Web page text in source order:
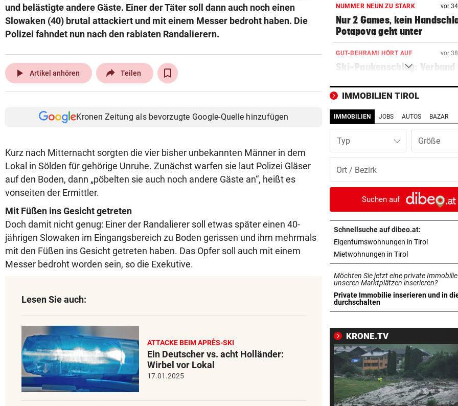
und belästigte andere Gäste. Einer der Täter soll dann auch noch einen
Slowaken (40) brutal attackiert und mit einem Messer bedroht haben. Die
Polizei fahndet nun nach den rabiaten Randalierern.
play_arrow Artikel anhören Teilen
Kronen Zeitung als bevorzugte Google-Quelle hinzufügen
Kurz nach Mitternacht sorgten die vier bisher unbekannten Männer in dem
Lokal in Sölden für gehörige Unruhe. Zunächst warfen sie laut Polizei Gläser
auf den Boden, dann „pöbelten sie auch noch andere Gäste an“, heißt es
vonseiten der Ermittler.
Mit Füßen ins Gesicht getreten
Doch damit nicht genug: Einer der Randalierer soll etwas später einen 40-
jährigen Slowaken im Eingangsbereich zu Boden gerissen und ihm mehrmals
mit den Füßen ins Gesicht getreten haben. Das Opfer soll auch mit einem
Messer bedroht worden sein, so die Exekutive.
Lesen Sie auch:
ATTACKE BEIM APRÈS-SKI
Ein Deutscher vs. acht Holländer:
Wirbel vor Lokal
17.01.2025
NUMMER NEUN ZU STARK vor
Nur 2 Games, kein
Potapova geht unter
GUT-BEHRAMI HÖRT AUF vor
Ski-Paukenschlag: Verband
DANK ENERGIE VON BANK
Rapid: „Plan“ ging auf –
Gegner wohl fix!
STRENGES KONZEPT
Neustifter Kirtag: So soll
sicher bleiben
„KRONE“-KOMMENTAR vor
So treiben sie Republik und
blaue Hände
BUNDESLIGA IM TICKER
SCR Altach gegen WSG Tirol
19.30 Uhr LIVE
„KRONE“ VOR ORT
Polizeianhaltezentrum: Leiter
entkräftet Kritik
IN MÖRBISCH
Treffen Sie die
Andrea Berg live
ELTERN SCHLUGEN ALARM vor
Lottogewinner schickte
IMMOBILIEN TIROL
IMMOBILIEN JOBS AUTOS BAZAR
Typ
Suchen auf
Schnellsuche auf dibeo.at:
Eigentumswohnungen in Tirolin neuem
Mietwohnungen in Tirolin neuem Tab
Möchten Sie jetzt eine private
unseren Marktplätzen inserieren?
Private Immobilie inserieren und in
durchschalten
in neuem Tab öffnen
KRONE.TV